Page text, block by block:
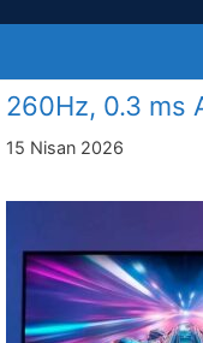
260Hz, 0.3 ms
15 Nisan 2026